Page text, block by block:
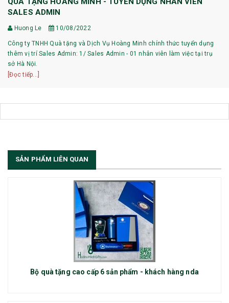
SALES ADMIN
Huong Le 10/08/2022
Công ty TNHH Quà tặng và Dịch Vụ Hoàng Minh chính thức tuyển dụng
thêm vị trí Sales Admin: 1/ Sales Admin - 01 nhân viên làm việc tại trụ
sở Hà Nội.
[Đọc tiếp...]
SẢN PHẨM LIÊN QUAN
Bộ quà tặng cao cấp 6 sản phẩm - khách hàng nda